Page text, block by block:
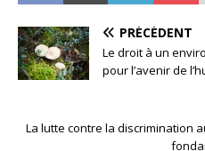
PRÉCÉDENT
Le droit à un
pour l’avenir de
La lutte contre la discrimination